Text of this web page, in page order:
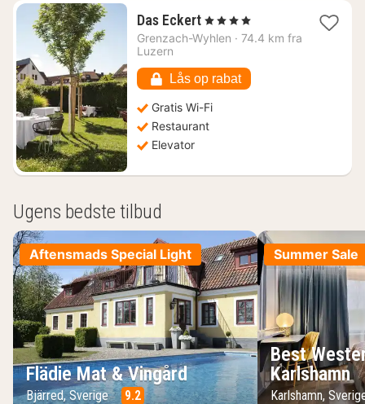
Das Eckert1
nat
fra
kr.
, 4 Stjerner
Grenzach-Wyhlen · 74.4 km fra
Luzern
Lås op rabat
Gratis Wi-Fi
Restaurant
Elevator
Ugens bedste tilbud
Aftensmads Special Light
Flädie Mat & Vingård
Bjärred, Sverige 9.2
Summer Sale
Best
Karlshamn
Karlshamn,